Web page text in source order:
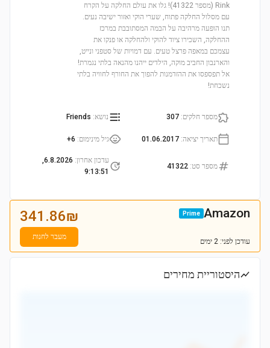
Rink (מספר 41322)! גלו את עולם החלקה על הקרח
עם מסלול החלקה פתוח, שערי הוקי ואזור ישיבה נעים.
תנו הופעה מרהיבה על הבמה המסתובבת במרכז
ההחלקה, השכירו ציוד להוקי ולהחלקה או פנקו את
עצמכם במאפה פרצל טעים. עם דמויות של סטפני ונייט,
והארנבון החביב מוקה, הילדים ייהנו מהנאה בלתי נגמרת!
אל תפספסו את ההזדמנות להפוך את החורף לחוויה בלתי
נשכחת!
מספר חלקים:
307 נושא:
Friends
תאריך יציאה:
01.06.2017 גיל מינימום:
6+
מספר סט:
41322
עדכון אחרון:
6.8.2026,
9:13:51
Amazon
Prime
עודכן לפני: 2 ימים
341.86₪
מעבר לחנות
היסטוריית מחירים